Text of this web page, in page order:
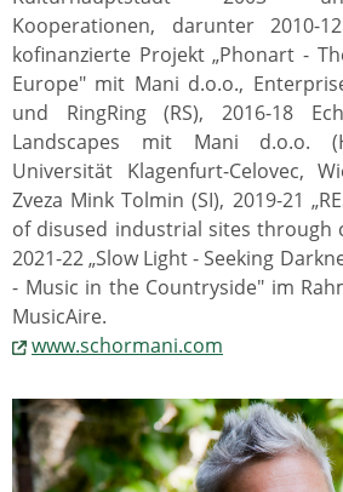
Kooperationen, darunter
kofinanzierte Projekt „Phonart -
Europe" mit Mani d.o.o.,
und RingRing (RS), 2016-18
Landscapes mit Mani d.o.o.
Universität Klagenfurt-Celovec,
Zveza Mink Tolmin (SI), 2019-21
of disused industrial sites through
2021-22 „Slow Light - Seeking
- Music in the Countryside" im
MusicAire.
www.schormani.com